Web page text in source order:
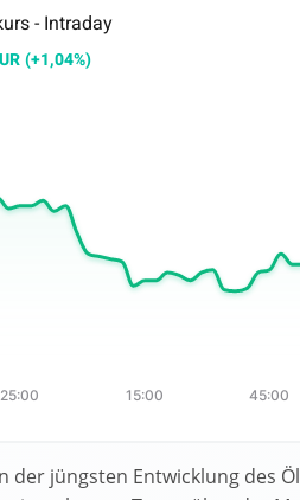
- Intraday
(+1,04%)
displaying categories.
displaying values. Data ranges
25:00 15:00 45:00
der jüngsten Entwicklung des